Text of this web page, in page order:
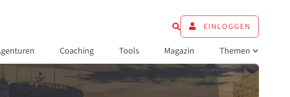
EINLOGGEN
Coaching Tools Magazin Themen